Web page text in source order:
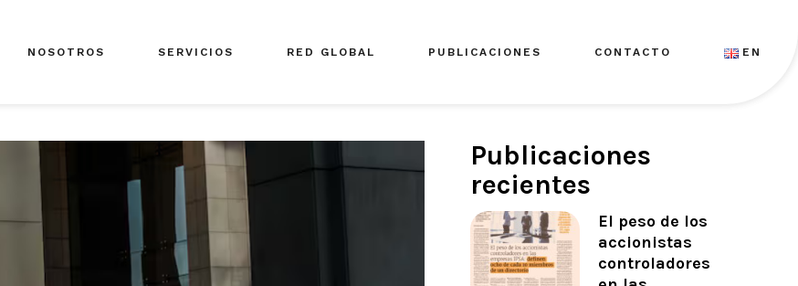
NOSOTROS SERVICIOS RED GLOBAL PUBLICACIONES CONTACTO EN
Publicaciones
recientes
El peso de los
accionistas
controladores